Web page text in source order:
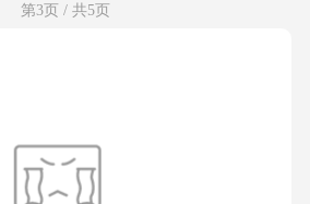
第3页 / 共5页